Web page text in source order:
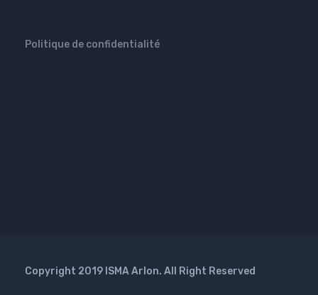
Politique de confidentialité
Copyright 2019 ISMA Arlon. All Right Reserved